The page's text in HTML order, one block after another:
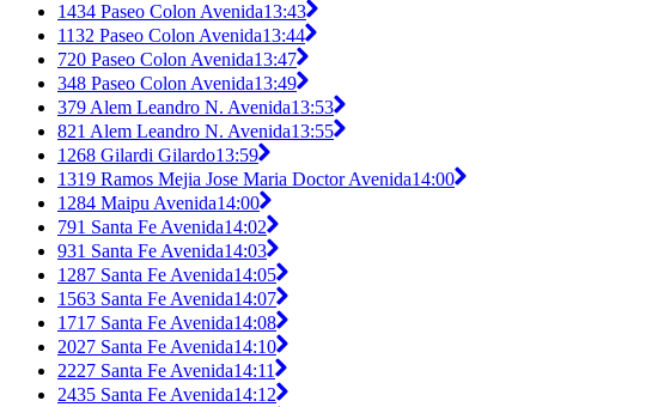
1434 Paseo Colon Avenida13:43
1132 Paseo Colon Avenida13:44
720 Paseo Colon Avenida13:47
348 Paseo Colon Avenida13:49
379 Alem Leandro N. Avenida13:53
821 Alem Leandro N. Avenida13:55
1268 Gilardi Gilardo13:59
1319 Ramos Mejia Jose Maria Doctor Avenida14:00
1284 Maipu Avenida14:00
791 Santa Fe Avenida14:02
931 Santa Fe Avenida14:03
1287 Santa Fe Avenida14:05
1563 Santa Fe Avenida14:07
1717 Santa Fe Avenida14:08
2027 Santa Fe Avenida14:10
2227 Santa Fe Avenida14:11
2435 Santa Fe Avenida14:12